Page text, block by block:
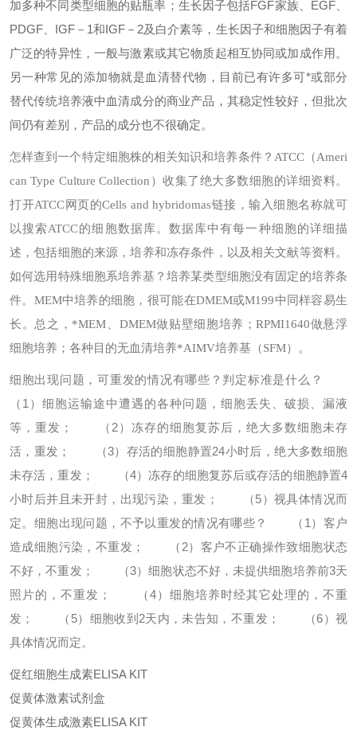
加多种不同类型细胞的贴瓶率；生长因子包括FGF家族、EGF、
PDGF、IGF－1和IGF－2及白介素等，生长因子和细胞因子有着
广泛的特异性，一般与激素或其它物质起相互协同或加成作用。
另一种常见的添加物就是血清替代物，目前已有许多可*或部分
替代传统培养液中血清成分的商业产品，其稳定性较好，但批次
间仍有差别，产品的成分也不很确定。
怎样查到一个特定细胞株的相关知识和培养条件？ ATCC（Ameri
can Type Culture Collection）收集了绝大多数细胞的详细资料。
打开ATCC网页的Cells and hybridomas链接，输入细胞名称就可
以搜索ATCC的细胞数据库。数据库中有每一种细胞的详细描
述，包括细胞的来源，培养和冻存条件，以及相关文献等资料。
如何选用特殊细胞系培养基？ 培养某类型细胞没有固定的培养条
件。MEM中培养的细胞，很可能在DMEM或M199中同样容易生
长。总之，*MEM、DMEM做贴壁细胞培养；RPMI1640做悬浮
细胞培养；各种目的无血清培养*AIMV培养基（SFM）。
细胞出现问题，可重发的情况有哪些？判定标准是什么？
（1）细胞运输途中遭遇的各种问题，细胞丢失、破损、漏液
等，重发；
（2）冻存的细胞复苏后，绝大多数细胞未存
活，重发；
（3）存活的细胞静置24小时后，绝大多数细胞
未存活，重发；
（4）冻存的细胞复苏后或存活的细胞静置4
小时后并且未开封，出现污染，重发；
（5）视具体情况而
定。 细胞出现问题，不予以重发的情况有哪些？
（1）客户
造成细胞污染，不重发；
（2）客户不正确操作致细胞状态
不好，不重发；
（3）细胞状态不好，未提供细胞培养前3天
照片的，不重发；
（4）细胞培养时经其它处理的，不重
发；
（5）细胞收到2天内，未告知，不重发；
（6）视
具体情况而定。
促红细胞生成素ELISA KIT
促黄体激素试剂盒
促黄体生成激素ELISA KIT